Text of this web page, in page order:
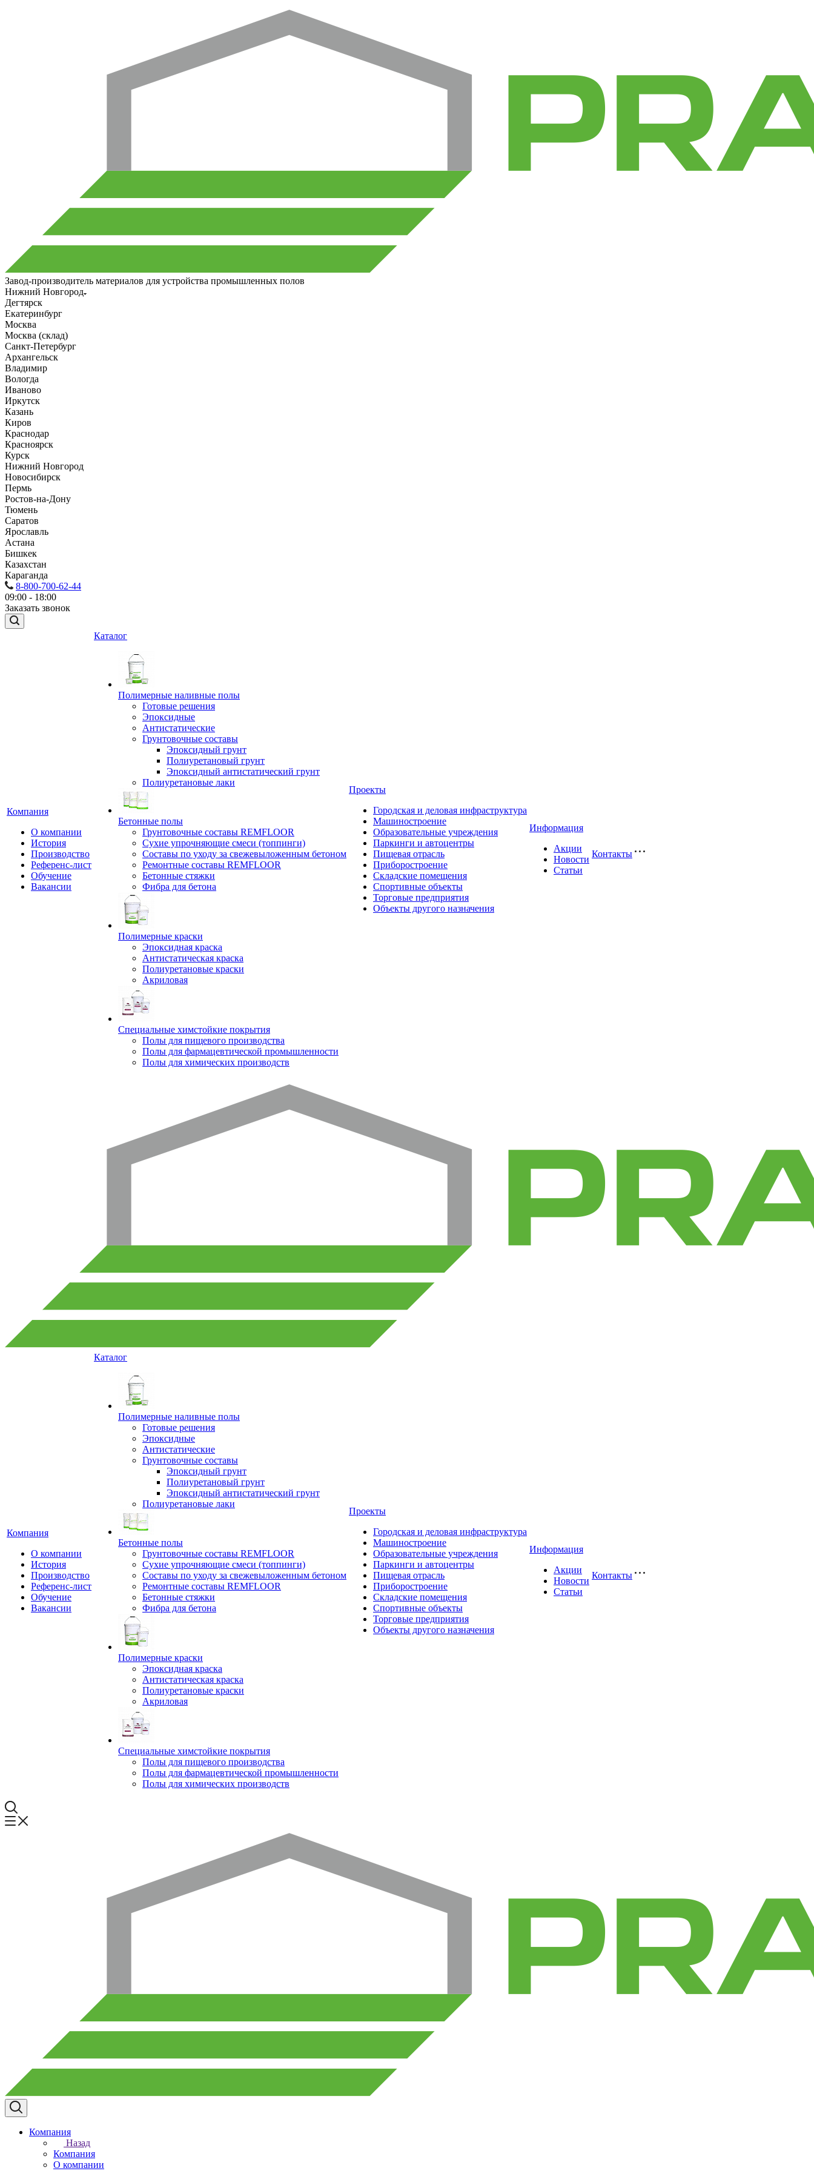
Завод-производитель материалов для устройства промышленных полов
Нижний Новгород
Дегтярск
Екатеринбург
Москва
Москва (склад)
Санкт-Петербург
Архангельск
Владимир
Вологда
Иваново
Иркутск
Казань
Киров
Краснодар
Красноярск
Курск
Нижний Новгород
Новосибирск
Пермь
Ростов-на-Дону
Тюмень
Саратов
Ярославль
Астана
Бишкек
Казахстан
Караганда
8-800-700-62-44
09:00 - 18:00
Заказать звонок
Компания
О компании
История
Производство
Референс-лист
Обучение
Вакансии
Каталог
Полимерные наливные полы
Готовые решения
Эпоксидные
Антистатические
Грунтовочные составы
Эпоксидный грунт
Полиуретановый грунт
Эпоксидный антистатический грунт
Полиуретановые лаки
Бетонные полы
Грунтовочные составы REMFLOOR
Сухие упрочняющие смеси (топпинги)
Составы по уходу за свежевыложенным бетоном
Ремонтные составы REMFLOOR
Бетонные стяжки
Фибра для бетона
Полимерные краски
Эпоксидная краска
Антистатическая краска
Полиуретановые краски
Акриловая
Специальные химстойкие покрытия
Полы для пищевого производства
Полы для фармацевтической промышленности
Полы для химических производств
Проекты
Городская и деловая инфраструктура
Машиностроение
Образовательные учреждения
Паркинги и автоцентры
Пищевая отрасль
Приборостроение
Складские помещения
Спортивные объекты
Торговые предприятия
Объекты другого назначения
Информация
Акции
Новости
Статьи
Контакты
Компания
О компании
История
Производство
Референс-лист
Обучение
Вакансии
Каталог
Полимерные наливные полы
Готовые решения
Эпоксидные
Антистатические
Грунтовочные составы
Эпоксидный грунт
Полиуретановый грунт
Эпоксидный антистатический грунт
Полиуретановые лаки
Бетонные полы
Грунтовочные составы REMFLOOR
Сухие упрочняющие смеси (топпинги)
Составы по уходу за свежевыложенным бетоном
Ремонтные составы REMFLOOR
Бетонные стяжки
Фибра для бетона
Полимерные краски
Эпоксидная краска
Антистатическая краска
Полиуретановые краски
Акриловая
Специальные химстойкие покрытия
Полы для пищевого производства
Полы для фармацевтической промышленности
Полы для химических производств
Проекты
Городская и деловая инфраструктура
Машиностроение
Образовательные учреждения
Паркинги и автоцентры
Пищевая отрасль
Приборостроение
Складские помещения
Спортивные объекты
Торговые предприятия
Объекты другого назначения
Информация
Акции
Новости
Статьи
Контакты
Компания
Назад
Компания
О компании